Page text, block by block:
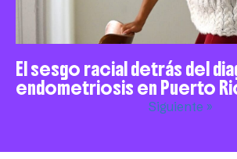
El sesgo racial detrás del
endometriosis en Puerto
Siguiente »